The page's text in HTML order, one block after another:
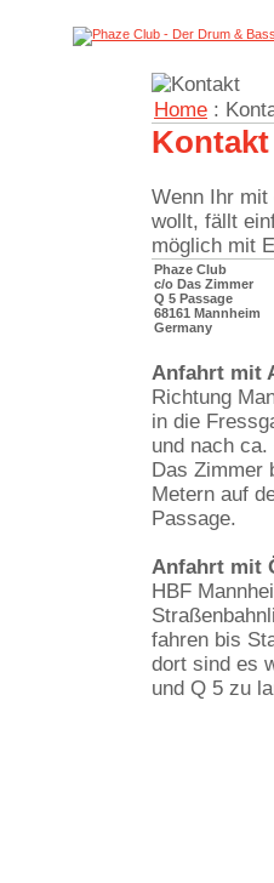
Home :
Kontakt
Wenn Ihr mit
wollt, fällt
möglich mit
Phaze Club
c/o Das Zimmer
Q 5 Passage
68161 Mannheim
Germany
Anfahrt mit
Richtung
in die
und nach
Das Zimmer
Metern auf
Passage.
Anfahrt mit
HBF
fahren bis
dort sind es
und Q 5 zu